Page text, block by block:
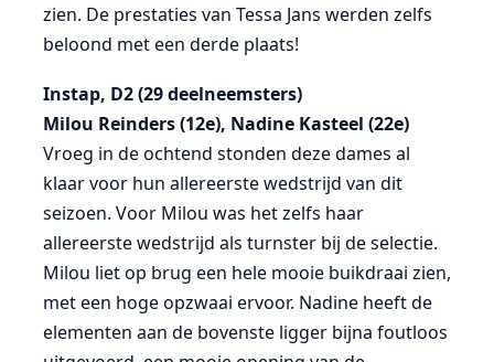
zien. De prestaties van Tessa Jans werden zelfs
beloond met een derde plaats!
Instap, D2 (29 deelneemsters)
Milou Reinders (12e), Nadine Kasteel (22e)
Vroeg in de ochtend stonden deze dames al
klaar voor hun allereerste wedstrijd van dit
seizoen. Voor Milou was het zelfs haar
allereerste wedstrijd als turnster bij de selectie.
Milou liet op brug een hele mooie buikdraai zien,
met een hoge opzwaai ervoor. Nadine heeft de
elementen aan de bovenste ligger bijna foutloos